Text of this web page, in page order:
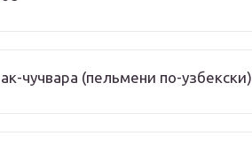
чучвара (пельмени по-узбекски)